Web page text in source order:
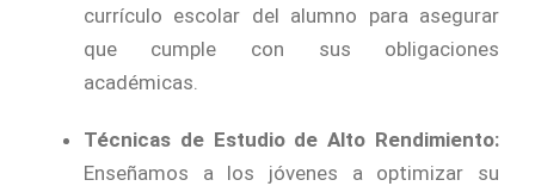
currículo escolar del alumno para asegurar
que cumple con sus obligaciones
académicas.
Técnicas de Estudio de Alto Rendimiento:
Enseñamos a los jóvenes a optimizar su